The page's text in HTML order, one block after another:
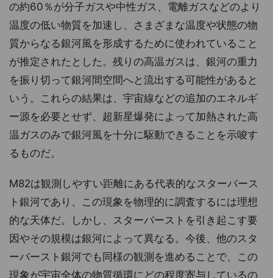
の約60％が分子ガスや中性ガス、電離ガスなどのより
温度の低い物質を加速し、さまざまな温度や状態の物
質からなる銀河風を形成するために使われていること
が推定されたとした。残りの高温ガスは、銀河の重力
を振り切って銀河間空間へと流出する可能性があると
いう。これらの結果は、宇宙線などの追加のエネルギ
ー源を必要とせず、超新星爆発によって加熱された高
温ガスのみで銀河風を十分に駆動できることを示唆す
るものだ。
M82は観測しやすい距離にある代表的なスターバース
ト銀河であり、この現象を物理的に調査するには理想
的な天体だ。しかし、スターバーストを引き起こす要
因やその規模は銀河によって異なる。今後、他のスタ
ーバースト銀河でも同様の観測を進めることで、この
現象が宇宙全体の物質循環にどの程度寄与しているの